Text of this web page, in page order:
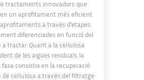
tractaments innovadors que
un aprofitament més eficient
a través d’etapes
diferenciades en funció del
a tractar. Quant a la cel·lulosa
de les aigües residuals, la
fase consistix en la recuperació
de cel·lulosa a través del filtratge